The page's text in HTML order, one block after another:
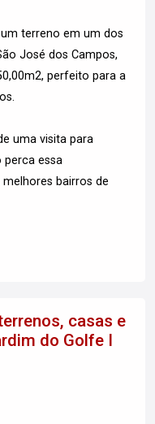
terreno em um dos
José dos Campos,
perfeito para a
uma visita para
perca essa
bairros de
casas e
do Golfe I